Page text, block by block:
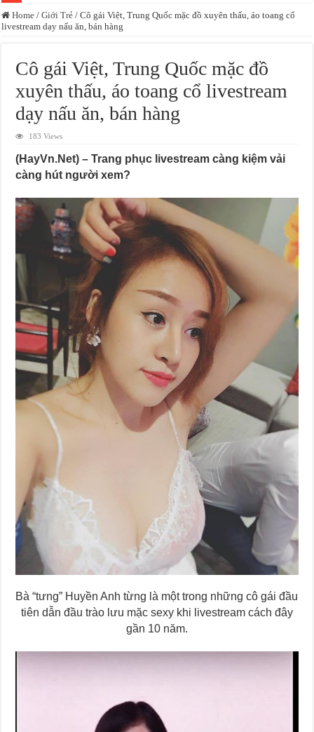
Home / Giới Trẻ / Cô gái Việt, Trung Quốc mặc đồ xuyên thấu, áo toang cổ
livestream dạy nấu ăn, bán hàng
Cô gái Việt, Trung Quốc mặc đồ
xuyên thấu, áo toang cổ livestream
dạy nấu ăn, bán hàng
183 Views
(HayVn.Net) – Trang phục livestream càng kiệm vải
càng hút người xem?
Bà “tưng” Huyền Anh từng là một trong những cô gái đầu
tiên dẫn đầu trào lưu mặc sexy khi livestream cách đây
gần 10 năm.